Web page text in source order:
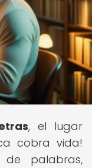
, el lugar
cobra vida!
de palabras,